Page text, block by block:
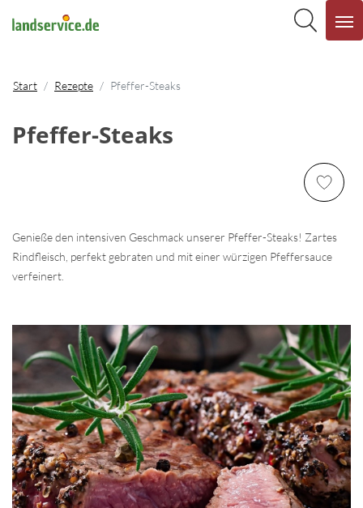
Start Rezepte Pfeffer-Steaks
Pfeffer-Steaks
Genieße den intensiven Geschmack unserer Pfeffer-Steaks! Zartes
Rindfleisch, perfekt gebraten und mit einer würzigen Pfeffersauce
verfeinert.